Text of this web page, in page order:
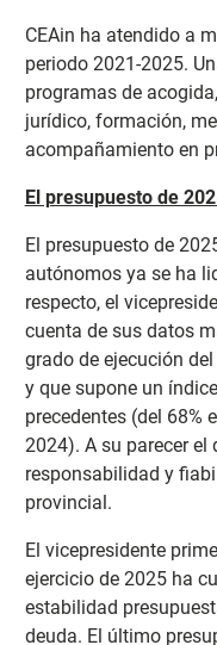
CEAin ha atendido a
periodo 2021-2025.
programas de
jurídico, formación,
acompañamiento en
El presupuesto de
El presupuesto de
autónomos ya se ha
respecto, el
cuenta de sus datos
grado de ejecución
y que supone un
precedentes (del 68%
2024). A su parecer
responsabilidad y
provincial.
El vicepresidente
ejercicio de 2025 ha
estabilidad
deuda. El último